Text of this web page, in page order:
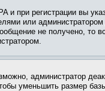
при регистрации вы
или
не получено, то
администратор
уменьшить размер